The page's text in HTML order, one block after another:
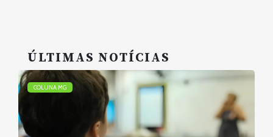
ÚLTIMAS NOTÍCIAS
COLUNA MG